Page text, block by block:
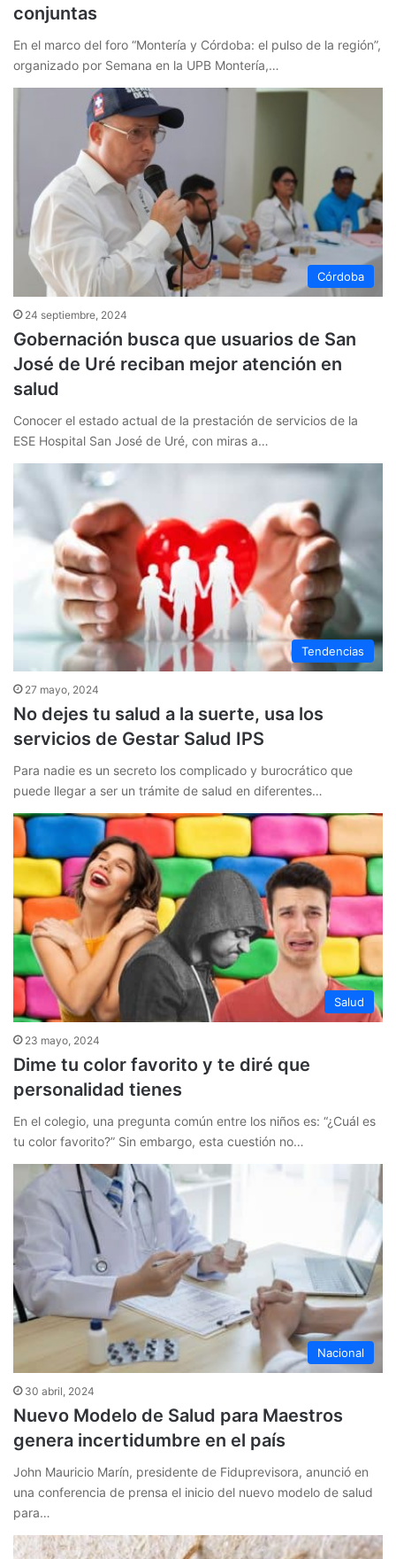
conjuntas
En el marco del foro “Montería y Córdoba: el pulso de la región”,
organizado por Semana en la UPB Montería,…
Córdoba
24 septiembre, 2024
Gobernación busca que usuarios de San
José de Uré reciban mejor atención en
salud
Conocer el estado actual de la prestación de servicios de la
ESE Hospital San José de Uré, con miras a…
Tendencias
27 mayo, 2024
No dejes tu salud a la suerte, usa los
servicios de Gestar Salud IPS
Para nadie es un secreto los complicado y burocrático que
puede llegar a ser un trámite de salud en diferentes…
Salud
23 mayo, 2024
Dime tu color favorito y te diré que
personalidad tienes
En el colegio, una pregunta común entre los niños es: “¿Cuál es
tu color favorito?” Sin embargo, esta cuestión no…
Nacional
30 abril, 2024
Nuevo Modelo de Salud para Maestros
genera incertidumbre en el país
John Mauricio Marín, presidente de Fiduprevisora, anunció en
una conferencia de prensa el inicio del nuevo modelo de salud
para…